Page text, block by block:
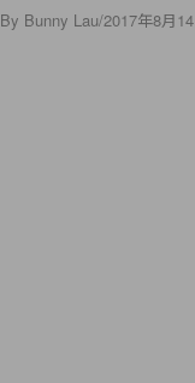
By Bunny Lau/2017年8月